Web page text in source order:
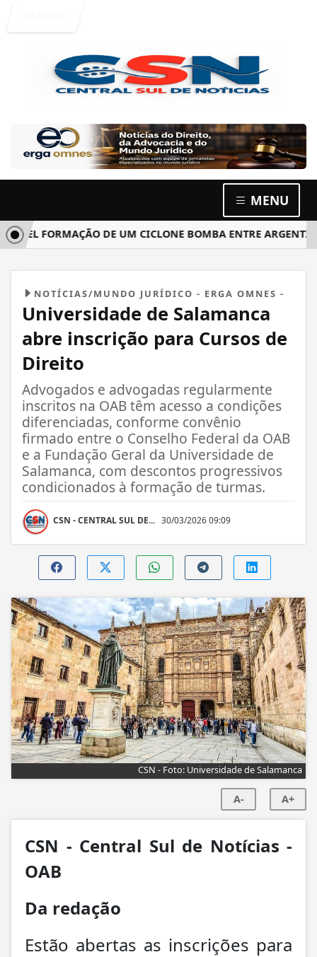
MENU
DE UM CICLONE BOMBA ENTRE ARGENTINA,
NOTÍCIAS/MUNDO JURÍDICO - ERGA OMNES -
Universidade de Salamanca
abre inscrição para Cursos de
Direito
Advogados e advogadas regularmente
inscritos na OAB têm acesso a condições
diferenciadas, conforme convênio
firmado entre o Conselho Federal da OAB
e a Fundação Geral da Universidade de
Salamanca, com descontos progressivos
condicionados à formação de turmas.
CSN - CENTRAL SUL DE... 30/03/2026 09:09
CSN - Foto: Universidade de Salamanca
A- A+
CSN - Central Sul de Notícias -
OAB
Da redação
Estão abertas as inscrições para